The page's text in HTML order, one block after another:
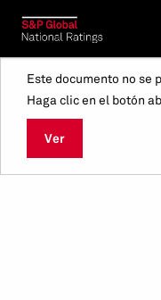
Este documento no se
Haga clic en el botón
Ver